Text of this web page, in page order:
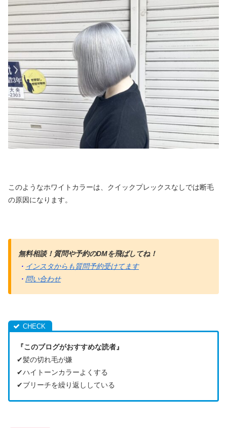
このようなホワイトカラーは、クイックプレックスなしでは断毛
の原因になります。
無料相談！質問や予約のDMを飛ばしてね！
・ インスタからも質問予約受けてます
・ 問い合わせ
『このブログがおすすめな読者』
✔︎髪の切れ毛が嫌
✔︎ハイトーンカラーよくする
✔︎ブリーチを繰り返ししている